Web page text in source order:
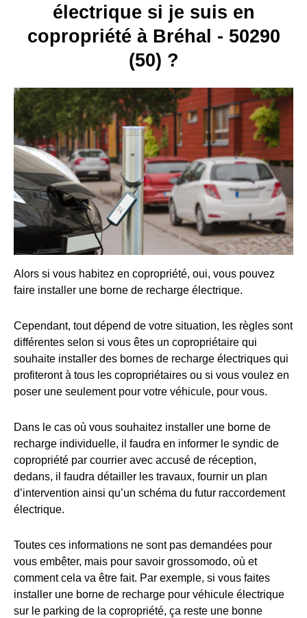
électrique si je suis en
copropriété à Bréhal - 50290
(50) ?
Alors si vous habitez en copropriété, oui, vous pouvez
faire installer une borne de recharge électrique.
Cependant, tout dépend de votre situation, les règles sont
différentes selon si vous êtes un copropriétaire qui
souhaite installer des bornes de recharge électriques qui
profiteront à tous les copropriétaires ou si vous voulez en
poser une seulement pour votre véhicule, pour vous.
Dans le cas où vous souhaitez installer une borne de
recharge individuelle, il faudra en informer le syndic de
copropriété par courrier avec accusé de réception,
dedans, il faudra détailler les travaux, fournir un plan
d’intervention ainsi qu’un schéma du futur raccordement
électrique.
Toutes ces informations ne sont pas demandées pour
vous embêter, mais pour savoir grossomodo, où et
comment cela va être fait. Par exemple, si vous faites
installer une borne de recharge pour véhicule électrique
sur le parking de la copropriété, ça reste une bonne